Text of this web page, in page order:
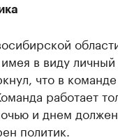
в виду личный
что в
работает
и днем
политик.